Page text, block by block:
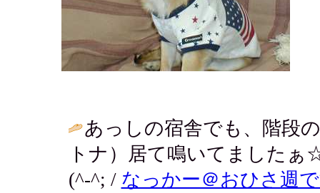
あっしの宿舎でも、階段
トナ）居て鳴いてました
(^-^; / なっかー＠おひさ週